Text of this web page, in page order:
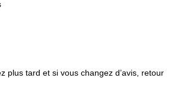
plus tard et si vous changez d’avis, retour